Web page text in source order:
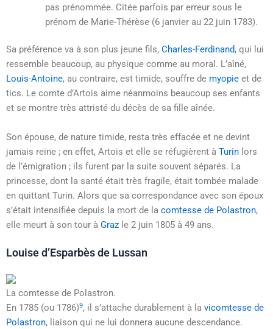
pas prénommée. Citée parfois par erreur sous le
prénom de Marie-Thérèse (6 janvierau 22 juin 1783).
Sa préférence va à son plus jeune fils, Charles-Ferdinand, qui lui
ressemble beaucoup, au physique comme au moral. L’aîné,
Louis-Antoine, au contraire, est timide, souffre de myopie et de
tics. Le comte d’Artois aime néanmoins beaucoup ses enfants
et se montre très attristé du décès de sa fille aînée.
Son épouse, de nature timide, resta très effacée et ne devint
jamais reine ; en effet, Artois et elle se réfugièrent à Turin lors
de l’émigration ; ils furent par la suite souvent séparés. La
princesse, dont la santé était très fragile, était tombée malade
en quittant Turin. Alors que sa correspondance avec son époux
s’était intensifiée depuis la mort de la comtesse de Polastron,
elle meurt à son tour à Graz le 2 juin 1805 à 49 ans.
Louise d’Esparbès de Lussan
La comtesse de Polastron.
En 1785 (ou 1786)9, il s’attache durablement à la vicomtesse de
Polastron, liaison qui ne lui donnera aucune descendance.